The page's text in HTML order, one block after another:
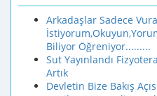
Arkadaşlar Sadece
Biliyor Öğreniyor.........
Sut Yayınlandı
Artık
Devletin Bize Bakış